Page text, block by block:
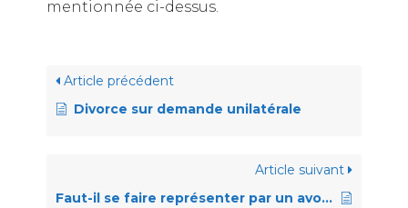
mentionnée ci-dessus.
Article précédent
Divorce sur demande unilatérale
Article suivant
Faut-il se faire représenter par un avocat?